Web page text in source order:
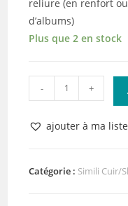
reliure (en renfort
d’albums)
Plus que 2 en stock
quantité
de
Papier
Tissé
Adhésif
- +
ajouter à ma
Catégorie : Simili Cuir/